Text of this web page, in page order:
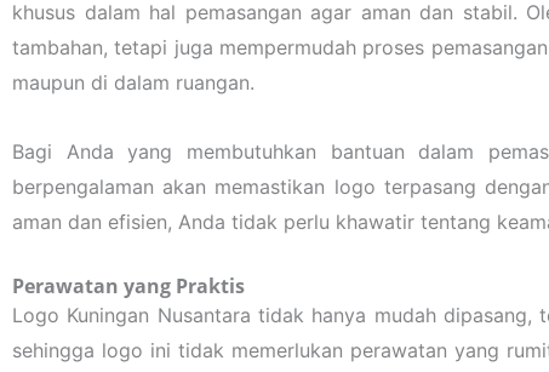
khusus dalam hal pemasangan agar aman dan stabil.
tambahan, tetapi juga mempermudah proses
maupun di dalam ruangan.
Bagi Anda yang membutuhkan bantuan dalam
berpengalaman akan memastikan logo terpasang
aman dan efisien, Anda tidak perlu khawatir tentang
Perawatan yang Praktis
Logo Kuningan Nusantara tidak hanya mudah
sehingga logo ini tidak memerlukan perawatan yang